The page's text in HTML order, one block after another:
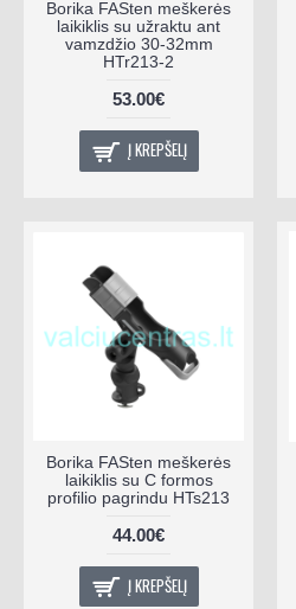
Borika FASten meškerės
laikiklis su užraktu ant
vamzdžio 30-32mm
HTr213-2
53.00€
Į KREPŠELĮ
Borika FASten meškerės
laikiklis su C formos
profilio pagrindu HTs213
44.00€
Į KREPŠELĮ